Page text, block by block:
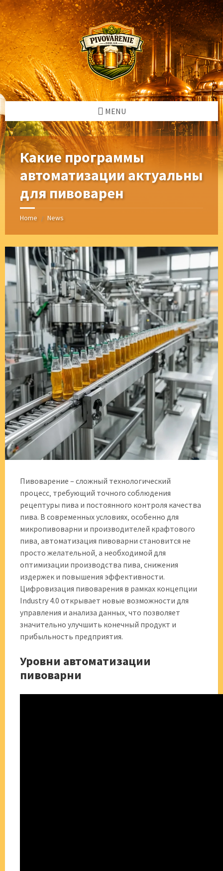
Skip
to
content
Skip
to
left
sidebar
Skip
to
right
sidebar
Skip
to
footer
MENU
Какие программы
автоматизации актуальны
для пивоварен
Home / News
Пивоварение – сложный технологический
процесс‚ требующий точного соблюдения
рецептуры пива и постоянного контроля качества
пива. В современных условиях‚ особенно для
микропивоварни и производителей крафтового
пива‚ автоматизация пивоварни становится не
просто желательной‚ а необходимой для
оптимизации производства пива‚ снижения
издержек и повышения эффективности.
Цифровизация пивоварения в рамках концепции
Industry 4.0 открывает новые возможности для
управления и анализа данных‚ что позволяет
значительно улучшить конечный продукт и
прибыльность предприятия.
Уровни автоматизации
пивоварни